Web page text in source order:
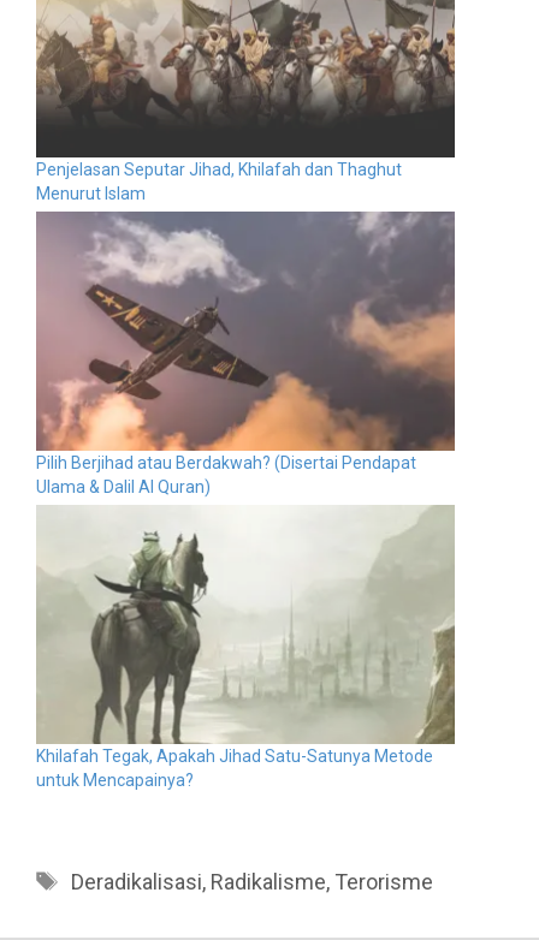
Penjelasan Seputar Jihad, Khilafah dan Thaghut
Menurut Islam
Pilih Berjihad atau Berdakwah? (Disertai Pendapat
Ulama & Dalil Al Quran)
Khilafah Tegak, Apakah Jihad Satu-Satunya Metode
untuk Mencapainya?
Tags
Deradikalisasi, Radikalisme, Terorisme